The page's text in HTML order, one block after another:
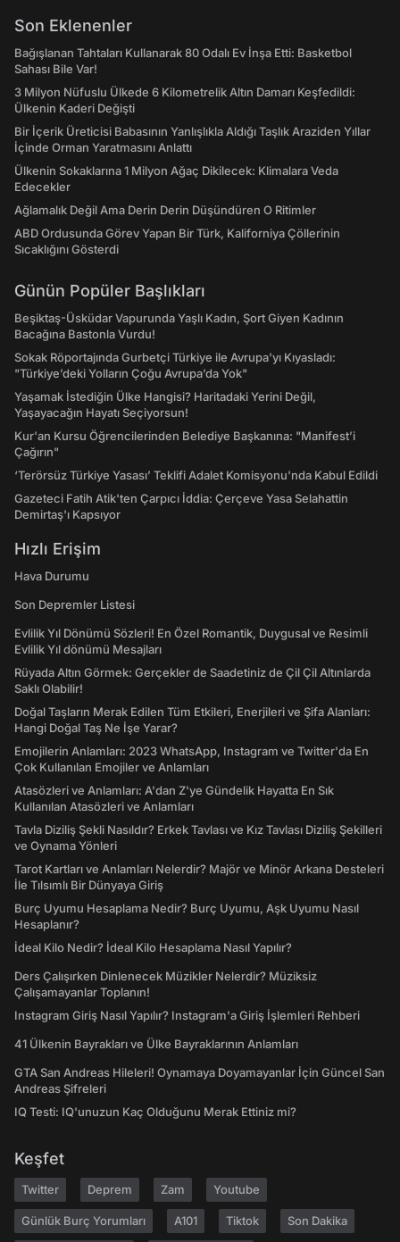
Son Eklenenler
Bağışlanan Tahtaları Kullanarak 80 Odalı Ev İnşa Etti: Basketbol
Sahası Bile Var!
3 Milyon Nüfuslu Ülkede 6 Kilometrelik Altın Damarı Keşfedildi:
Ülkenin Kaderi Değişti
Bir İçerik Üreticisi Babasının Yanlışlıkla Aldığı Taşlık Araziden Yıllar
İçinde Orman Yaratmasını Anlattı
Ülkenin Sokaklarına 1 Milyon Ağaç Dikilecek: Klimalara Veda
Edecekler
Ağlamalık Değil Ama Derin Derin Düşündüren O Ritimler
ABD Ordusunda Görev Yapan Bir Türk, Kaliforniya Çöllerinin
Sıcaklığını Gösterdi
Günün Popüler Başlıkları
Beşiktaş-Üsküdar Vapurunda Yaşlı Kadın, Şort Giyen Kadının
Bacağına Bastonla Vurdu!
Sokak Röportajında Gurbetçi Türkiye ile Avrupa'yı Kıyasladı:
"Türkiye’deki Yolların Çoğu Avrupa’da Yok"
Yaşamak İstediğin Ülke Hangisi? Haritadaki Yerini Değil,
Yaşayacağın Hayatı Seçiyorsun!
Kur'an Kursu Öğrencilerinden Belediye Başkanına: "Manifest’i
Çağırın"
‘Terörsüz Türkiye Yasası’ Teklifi Adalet Komisyonu'nda Kabul Edildi
Gazeteci Fatih Atik'ten Çarpıcı İddia: Çerçeve Yasa Selahattin
Demirtaş'ı Kapsıyor
Hızlı Erişim
Hava Durumu
Son Depremler Listesi
Evlilik Yıl Dönümü Sözleri! En Özel Romantik, Duygusal ve Resimli
Evlilik Yıl dönümü Mesajları
Rüyada Altın Görmek: Gerçekler de Saadetiniz de Çil Çil Altınlarda
Saklı Olabilir!
Doğal Taşların Merak Edilen Tüm Etkileri, Enerjileri ve Şifa Alanları:
Hangi Doğal Taş Ne İşe Yarar?
Emojilerin Anlamları: 2023 WhatsApp, Instagram ve Twitter'da En
Çok Kullanılan Emojiler ve Anlamları
Atasözleri ve Anlamları: A'dan Z'ye Gündelik Hayatta En Sık
Kullanılan Atasözleri ve Anlamları
Tavla Diziliş Şekli Nasıldır? Erkek Tavlası ve Kız Tavlası Diziliş Şekilleri
ve Oynama Yönleri
Tarot Kartları ve Anlamları Nelerdir? Majör ve Minör Arkana Desteleri
İle Tılsımlı Bir Dünyaya Giriş
Burç Uyumu Hesaplama Nedir? Burç Uyumu, Aşk Uyumu Nasıl
Hesaplanır?
İdeal Kilo Nedir? İdeal Kilo Hesaplama Nasıl Yapılır?
Ders Çalışırken Dinlenecek Müzikler Nelerdir? Müziksiz
Çalışamayanlar Toplanın!
Instagram Giriş Nasıl Yapılır? Instagram'a Giriş İşlemleri Rehberi
41 Ülkenin Bayrakları ve Ülke Bayraklarının Anlamları
GTA San Andreas Hileleri! Oynamaya Doyamayanlar İçin Güncel San
Andreas Şifreleri
IQ Testi: IQ'unuzun Kaç Olduğunu Merak Ettiniz mi?
Keşfet
Twitter Deprem Zam Youtube
Günlük Burç Yorumları A101 Tiktok Son Dakika